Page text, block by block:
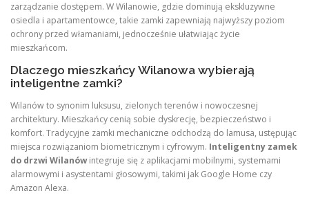
zarządzanie dostępem. W Wilanowie, gdzie dominują ekskluzywne
osiedla i apartamentowce, takie zamki zapewniają najwyższy poziom
ochrony przed włamaniami, jednocześnie ułatwiając życie
mieszkańcom.
Dlaczego mieszkańcy Wilanowa wybierają
inteligentne zamki?
Wilanów to synonim luksusu, zielonych terenów i nowoczesnej
architektury. Mieszkańcy cenią sobie dyskrecję, bezpieczeństwo i
komfort. Tradycyjne zamki mechaniczne odchodzą do lamusa, ustępując
miejsca rozwiązaniom biometricznym i cyfrowym. Inteligentny zamek
do drzwi Wilanówintegruje się z aplikacjami mobilnymi, systemami
alarmowymi i asystentami głosowymi, takimi jak Google Home czy
Amazon Alexa.